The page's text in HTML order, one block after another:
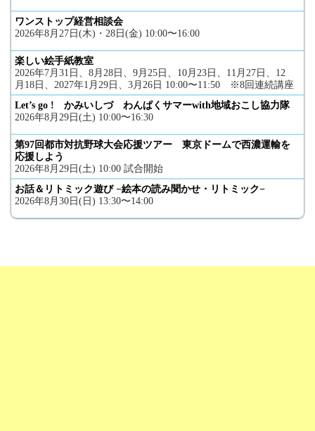
ワンストップ経営相談会
2026年8月27日(木)・28日(金) 10:00〜16:00
楽しい絵手紙教室
2026年7月31日、8月28日、9月25日、10月23日、11月27日、12
月18日、2027年1月29日、3月26日 10:00〜11:50 ※8回連続講座
Let’s go ! かみいしづ わんぱくサマーwith地域おこし協力隊
2026年8月29日(土) 10:00〜16:30
第97回都市対抗野球大会応援ツアー 東京ドームで西濃運輸を
応援しよう
2026年8月29日(土) 10:00 試合開始
お話＆リトミック遊び −絵本の読み聞かせ・リトミック−
2026年8月30日(日) 13:30〜14:00